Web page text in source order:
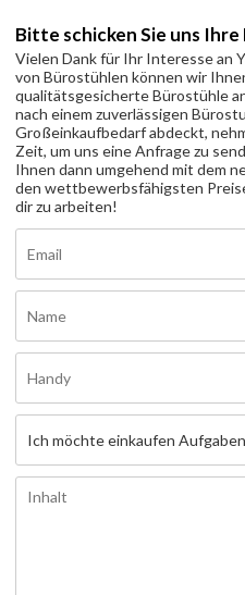
Bitte schicken Sie uns
Vielen Dank für Ihr Interesse an
von Bürostühlen können wir
qualitätsgesicherte Bürostühle
nach einem zuverlässigen
Großeinkaufbedarf abdeckt,
Zeit, um uns eine Anfrage zu
Ihnen dann umgehend mit dem
den wettbewerbsfähigsten
dir zu arbeiten!